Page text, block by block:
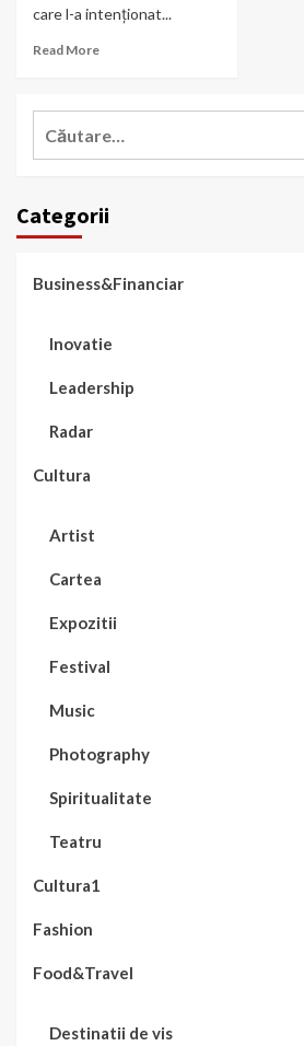
care l-a intenționat...
Read More
Categorii
Business&Financiar
Inovatie
Leadership
Radar
Cultura
Artist
Cartea
Expozitii
Festival
Music
Photography
Spiritualitate
Teatru
Cultura1
Fashion
Food&Travel
Destinatii de vis